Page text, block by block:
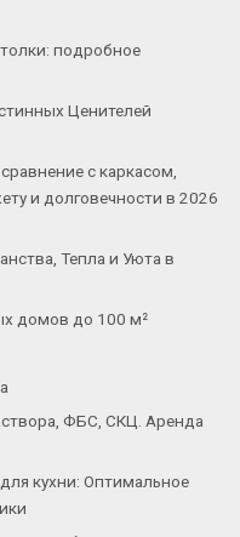
подробное
Ценителей
с каркасом,
и долговечности в 2026
Тепла и Уюта в
домов до 100 м²
ФБС, СКЦ. Аренда
кухни: Оптимальное